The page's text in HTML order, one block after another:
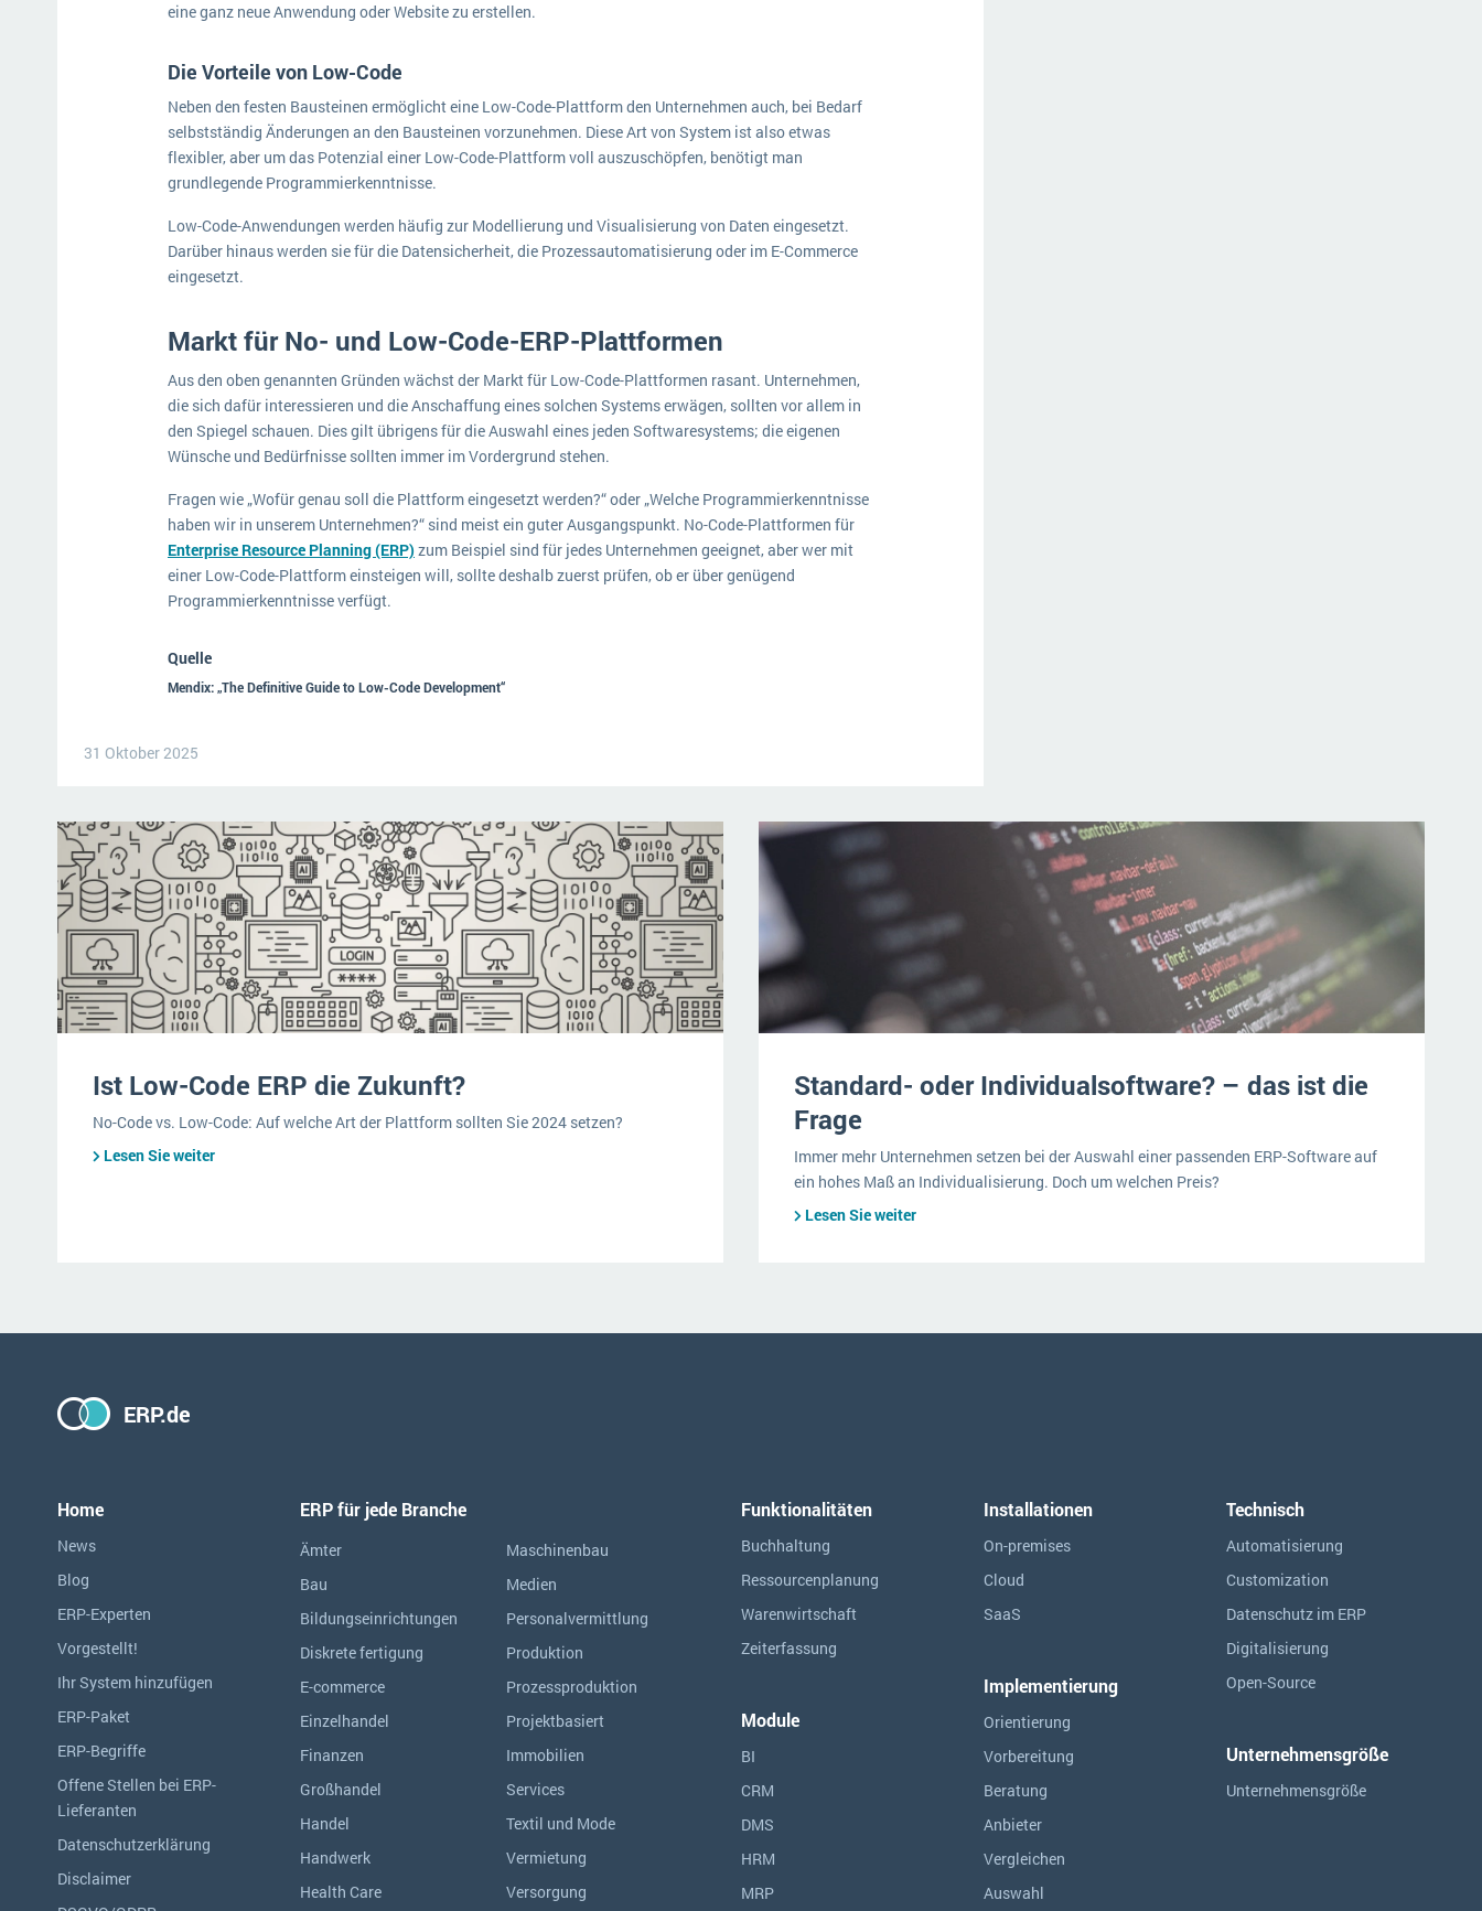
eine ganz neue Anwendung oder Website zu erstellen.
Die Vorteile von Low-Code
Neben den festen Bausteinen ermöglicht eine Low-Code-Plattform den Unternehmen auch, bei Bedarf
selbstständig Änderungen an den Bausteinen vorzunehmen. Diese Art von System ist also etwas
flexibler, aber um das Potenzial einer Low-Code-Plattform voll auszuschöpfen, benötigt man
grundlegende Programmierkenntnisse.
Low-Code-Anwendungen werden häufig zur Modellierung und Visualisierung von Daten eingesetzt.
Darüber hinaus werden sie für die Datensicherheit, die Prozessautomatisierung oder im E-Commerce
eingesetzt.
Markt für No- und Low-Code-ERP-Plattformen
Aus den oben genannten Gründen wächst der Markt für Low-Code-Plattformen rasant. Unternehmen,
die sich dafür interessieren und die Anschaffung eines solchen Systems erwägen, sollten vor allem in
den Spiegel schauen. Dies gilt übrigens für die Auswahl eines jeden Softwaresystems; die eigenen
Wünsche und Bedürfnisse sollten immer im Vordergrund stehen.
Fragen wie „Wofür genau soll die Plattform eingesetzt werden?“ oder „Welche Programmierkenntnisse
haben wir in unserem Unternehmen?“ sind meist ein guter Ausgangspunkt. No-Code-Plattformen für
Enterprise Resource Planning (ERP) zum Beispiel sind für jedes Unternehmen geeignet, aber wer mit
einer Low-Code-Plattform einsteigen will, sollte deshalb zuerst prüfen, ob er über genügend
Programmierkenntnisse verfügt.
Quelle
Mendix: „The Definitive Guide to Low-Code Development“
31 Oktober 2025
Ist Low-Code ERP die Zukunft?
No-Code vs. Low-Code: Auf welche Art der Plattform sollten Sie 2024 setzen?
Lesen Sie weiter
Standard- oder Individualsoftware? – das ist die
Frage
Immer mehr Unternehmen setzen bei der Auswahl einer passenden ERP-Software auf
ein hohes Maß an Individualisierung. Doch um welchen Preis?
Lesen Sie weiter
ERP.de
Home
News
Blog
ERP-Experten
Vorgestellt!
Ihr System hinzufügen
ERP-Paket
ERP-Begriffe
Offene Stellen bei ERP-
Lieferanten
Datenschutzerklärung
Disclaimer
ERP für jede Branche
Ämter
Bau
Bildungseinrichtungen
Diskrete fertigung
E-commerce
Einzelhandel
Finanzen
Großhandel
Handel
Handwerk
Health Care
Maschinenbau
Medien
Personalvermittlung
Produktion
Prozessproduktion
Projektbasiert
Immobilien
Services
Textil und Mode
Vermietung
Versorgung
Funktionalitäten
Buchhaltung
Ressourcen­planung
Warenwirtschaft
Zeiterfassung
Module
BI
CRM
DMS
HRM
MRP
Installationen
On-premises
Cloud
SaaS
Implementierung
Orientierung
Vorbereitung
Beratung
Anbieter
Vergleichen
Auswahl
Technisch
Automatisierung
Customization
Datenschutz im ERP
Digitalisierung
Open-Source
Unternehmensgröße
Unternehmensgröße